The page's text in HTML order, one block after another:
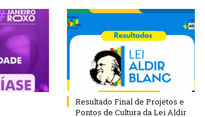
Resultado Final de Projetos e
Pontos de Cultura da Lei Aldir